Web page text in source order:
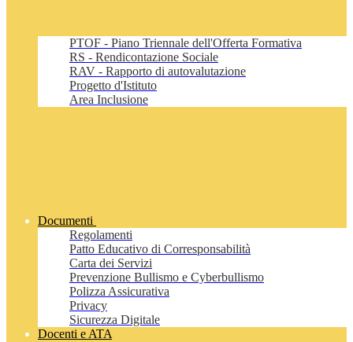
PTOF - Piano Triennale dell'Offerta Formativa
RS - Rendicontazione Sociale
RAV - Rapporto di autovalutazione
Progetto d'Istituto
Area Inclusione
Documenti
Regolamenti
Patto Educativo di Corresponsabilità
Carta dei Servizi
Prevenzione Bullismo e Cyberbullismo
Polizza Assicurativa
Privacy
Sicurezza Digitale
Docenti e ATA